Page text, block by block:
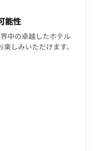
能性
中の卓越したホテル
しみいただけます。